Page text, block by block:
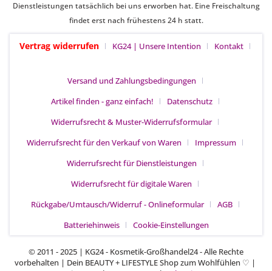
Dienstleistungen tatsächlich bei uns erworben hat. Eine Freischaltung
findet erst nach frühestens 24 h statt.
Vertrag widerrufen KG24 | Unsere Intention Kontakt
Versand und Zahlungsbedingungen
Artikel finden - ganz einfach!
Datenschutz
Widerrufsrecht & Muster-Widerrufsformular
Widerrufsrecht für den Verkauf von Waren
Impressum
Widerrufsrecht für Dienstleistungen
Widerrufsrecht für digitale Waren
Rückgabe/Umtausch/Widerruf - Onlineformular
AGB
Batteriehinweis
Cookie-Einstellungen
© 2011 - 2025 | KG24 - Kosmetik-Großhandel24 - Alle Rechte
vorbehalten | Dein BEAUTY + LIFESTYLE Shop zum Wohlfühlen ♡ |